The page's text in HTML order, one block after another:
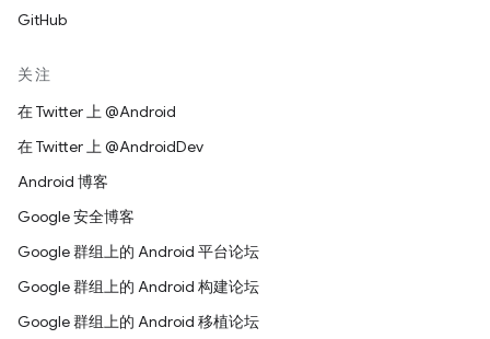
GitHub
关注
在 Twitter 上 @Android
在 Twitter 上 @AndroidDev
Android 博客
Google 安全博客
Google 群组上的 Android 平台论坛
Google 群组上的 Android 构建论坛
Google 群组上的 Android 移植论坛